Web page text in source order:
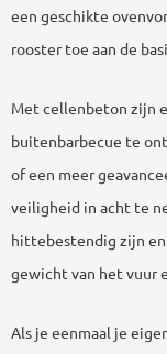
een geschikte
rooster toe aan de
Met cellenbeton zijn
buitenbarbecue te
of een meer
veiligheid in acht te
hittebestendig zijn
gewicht van het vuur
Als je eenmaal je